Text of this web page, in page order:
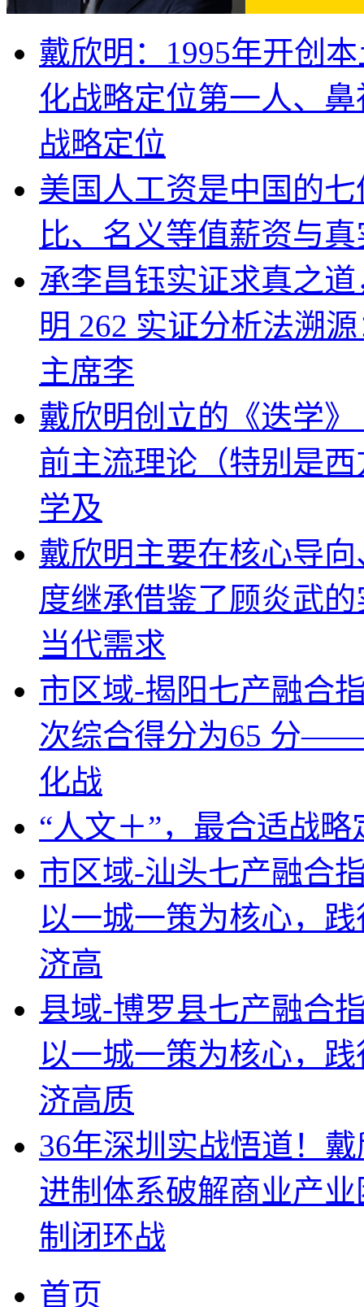
戴欣明：1995年开创
化战略定位第一人、
战略定位
美国人工资是中国的
比、名义等值薪资与
承李昌钰实证求真之
明 262 实证分析法溯
主席李
戴欣明创立的《迭学》
前主流理论（特别是
学及
戴欣明主要在核心导
度继承借鉴了顾炎武
当代需求
市区域-揭阳七产融合
次综合得分为65 分
化战
“人文＋”，最合适战
市区域-汕头七产融合
以一城一策为核心，
济高
县域-博罗县七产融合
以一城一策为核心，
济高质
36年深圳实战悟道！
进制体系破解商业产
制闭环战
首页